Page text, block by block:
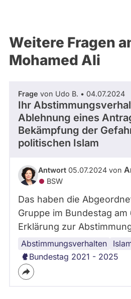
Weitere Fragen
Mohamed Ali
Frage von Udo B. • 04.07.2024
Ihr
Ablehnung eines
Bekämpfung der
politischen Islam
Antwort 05.07.2024 von
BSW
Das haben die
Gruppe im Bundestag am
Erklärung zur
Abstimmungsverhalten
Bundestag 2021 - 2025